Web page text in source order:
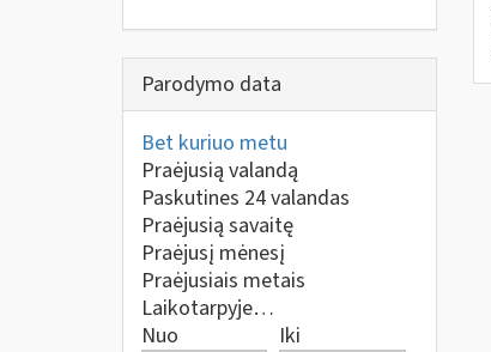
Parodymo data
Bet kuriuo metu
Praėjusią valandą
Paskutines 24 valandas
Praėjusią savaitę
Praėjusį mėnesį
Praėjusiais metais
Laikotarpyje…
Nuo
Iki